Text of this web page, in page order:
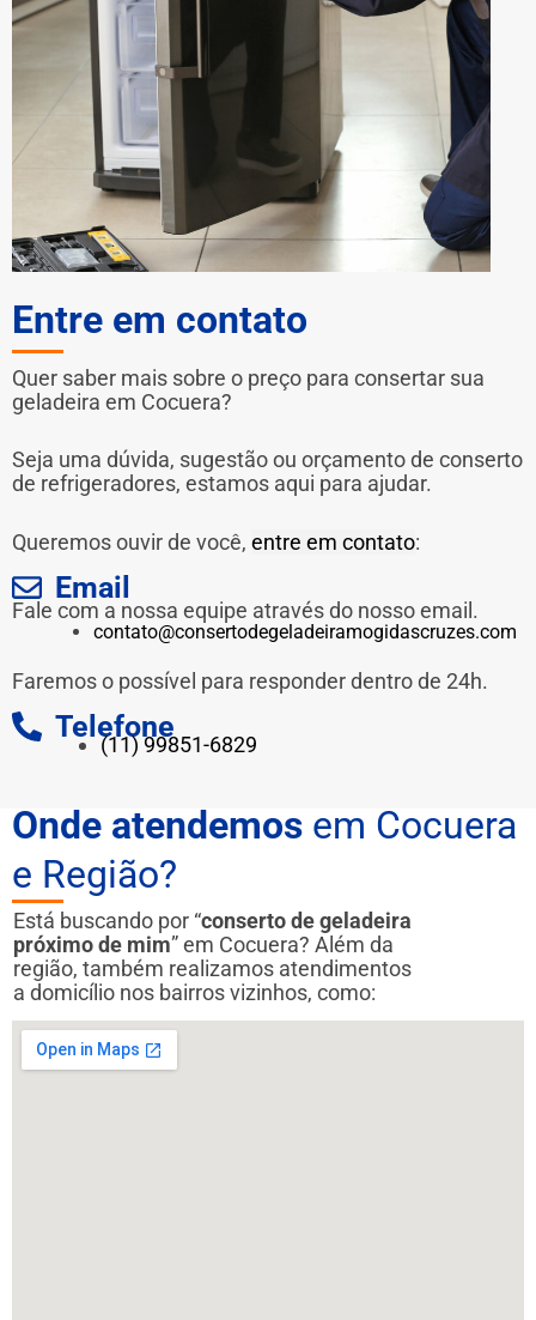
Entre em contato
Quer saber mais sobre o preço para consertar sua
geladeira em Cocuera?
Seja uma dúvida, sugestão ou orçamento de conserto
de refrigeradores, estamos aqui para ajudar.
Queremos ouvir de você, entre em contato:
Email
Fale com a nossa equipe através do nosso email.
contato@consertodegeladeiramogidascruzes.com
Faremos o possível para responder dentro de 24h.
Telefone
(11) 99851-6829
Onde atendemos em Cocuera
e Região?
Está buscando por “conserto de geladeira
próximo de mim” em Cocuera? Além da
região, também realizamos atendimentos
a domicílio nos bairros vizinhos, como: